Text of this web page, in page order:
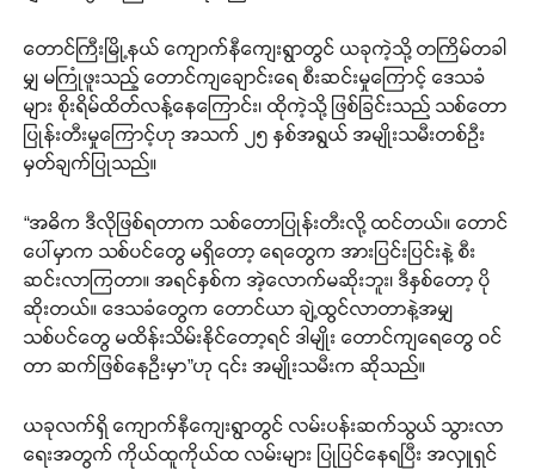
တောင်ကြီးမြို့နယ် ကျောက်နီကျေးရွာတွင် ယခုကဲ့သို့ တကြိမ်တခါ
မျှ မကြုံဖူးသည့် တောင်ကျချောင်းရေ စီးဆင်းမှုကြောင့် ဒေသခံ
များ စိုးရိမ်ထိတ်လန့်နေကြောင်း၊ ထိုကဲ့သို့ ဖြစ်ခြင်းသည် သစ်တော
ပြုန်းတီးမှုကြောင့်ဟု အသက် ၂၅ နှစ်အရွယ် အမျိုးသမီးတစ်ဉီး
မှတ်ချက်ပြုသည်။
“အဓိက ဒီလိုဖြစ်ရတာက သစ်တောပြုန်းတီးလို့ ထင်တယ်။ တောင်
ပေါ်မှာက သစ်ပင်တွေ မရှိတော့ ရေတွေက အားပြင်းပြင်းနဲ့ စီး
ဆင်းလာကြတာ။ အရင်နှစ်က အဲ့လောက်မဆိုးဘူး၊ ဒီနှစ်တော့ ပို
ဆိုးတယ်။ ဒေသခံတွေက တောင်ယာ ချဲ့ထွင်လာတာနဲ့အမျှ
သစ်ပင်တွေ မထိန်းသိမ်းနိုင်တော့ရင် ဒါမျိုး တောင်ကျရေတွေ ဝင်
တာ ဆက်ဖြစ်နေဦးမှာ”ဟု ၎င်း အမျိုးသမီးက ဆိုသည်။
ယခုလက်ရှိ ကျောက်နီကျေးရွာတွင် လမ်းပန်းဆက်သွယ် သွားလာ
ရေးအတွက် ကိုယ်ထူကိုယ်ထ လမ်းများ ပြုပြင်နေရပြီး အလှူရှင်